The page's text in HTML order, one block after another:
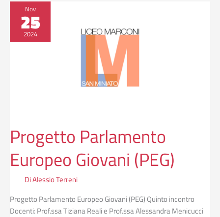
Nov
25
2024
Progetto Parlamento
Europeo Giovani (PEG)
DiAlessio Terreni
Progetto Parlamento Europeo Giovani (PEG) Quinto incontro
Docenti: Prof.ssa Tiziana Reali e Prof.ssa Alessandra Menicucci
Progetto
Parlamento
Europeo
Giovani